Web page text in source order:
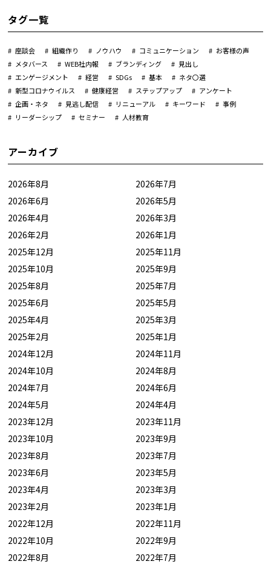
タグ一覧
座談会 組織作り ノウハウ コミュニケーション
お客様の声
メタバース
WEB社内報 ブランディング
見出し
エンゲージメント
経営 SDGs 基本
ネタ〇選
新型コロナウイルス
健康経営 ステップアップ
アンケート
企画・ネタ
見逃し配信 リニューアル キーワード
事例
リーダーシップ
セミナー 人材教育
アーカイブ
2026年8月
2026年7月
2026年6月
2026年5月
2026年4月
2026年3月
2026年2月
2026年1月
2025年12月
2025年11月
2025年10月
2025年9月
2025年8月
2025年7月
2025年6月
2025年5月
2025年4月
2025年3月
2025年2月
2025年1月
2024年12月
2024年11月
2024年10月
2024年8月
2024年7月
2024年6月
2024年5月
2024年4月
2023年12月
2023年11月
2023年10月
2023年9月
2023年8月
2023年7月
2023年6月
2023年5月
2023年4月
2023年3月
2023年2月
2023年1月
2022年12月
2022年11月
2022年10月
2022年9月
2022年8月
2022年7月